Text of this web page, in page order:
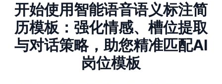
开始使用智能语音语义标注简
历模板：强化情感、槽位提取
与对话策略，助您精准匹配AI
岗位模板